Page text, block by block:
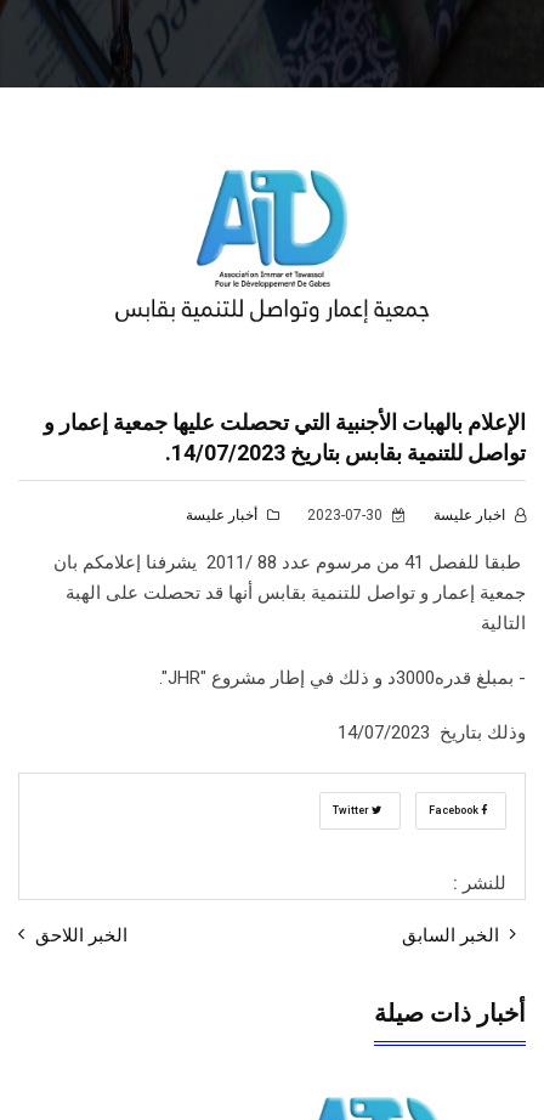
الإعلام بالهبات الأجنبية التي تحصلت عليها جمعية إعمار و
تواصل للتنمية بقابس بتاريخ 14/07/2023.
اخبار عليسة أخبار عليسة
طبقا للفصل 41 من مرسوم عدد 88 /2011 يشرفنا إعلامكم بان
جمعية إعمار و تواصل للتنمية بقابس أنها قد تحصلت على الهبة
التالية
- بمبلغ قدره3000د و ذلك في إطار مشروع "JHR".
وذلك بتاريخ 14/07/2023
للنشر :
الخبر السابق الخبر اللاحق
أخبار ذات صيلة